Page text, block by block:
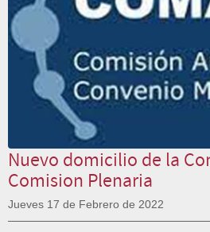
Nuevo domicilio de la
Comision Plenaria
Jueves 17 de Febrero de 2022